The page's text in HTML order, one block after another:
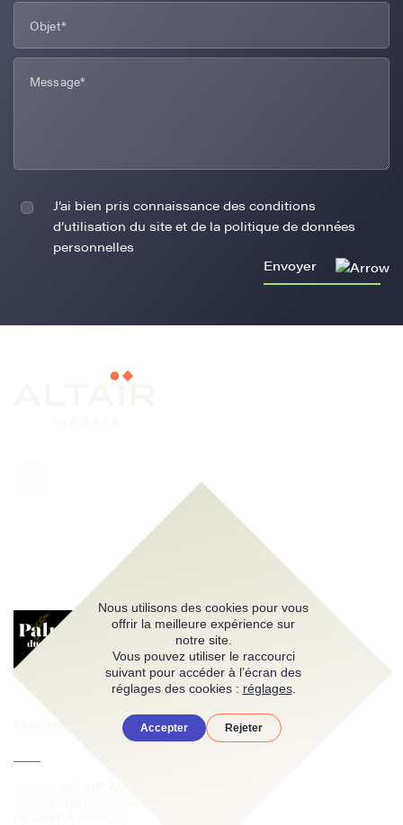
Mentions légales
J’ai bien pris connaissance des conditions
d’utilisation du site et de la politique de données
personnelles
Envoyer
Nous utilisons des cookies pour vous
offrir la meilleure expérience sur
notre site.
Vous pouvez utiliser le raccourci
suivant pour accéder à l’écran des
réglages des cookies : réglages.
Accepter Rejeter